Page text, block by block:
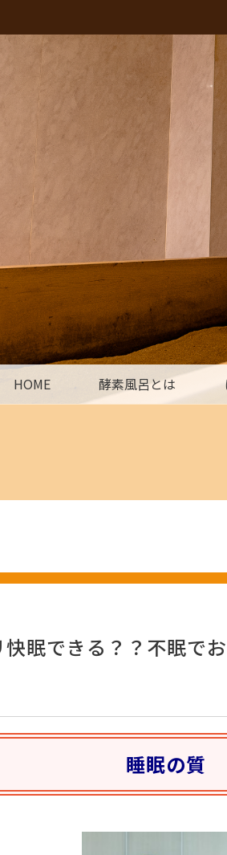
HOME 酵素風呂とは
眠できる？？不眠で
睡眠の質